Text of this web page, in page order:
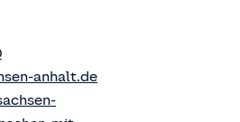
anhalt.de